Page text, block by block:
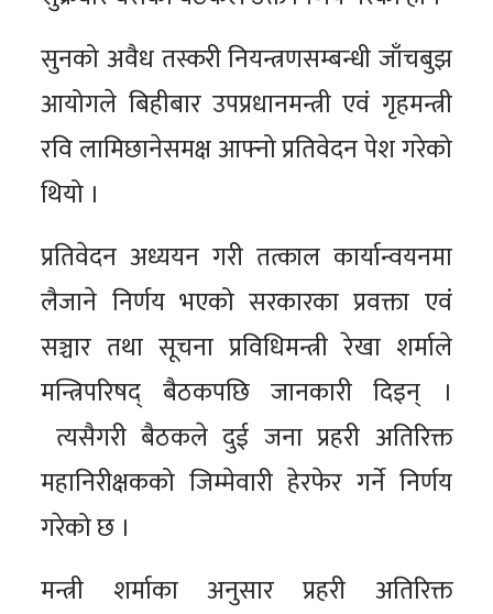
सुनको अवैध तस्करी नियन्त्रणसम्बन्धी जाँचबुझ
आयोगले बिहीबार उपप्रधानमन्त्री एवं गृहमन्त्री
रवि लामिछानेसमक्ष आफ्नो प्रतिवेदन पेश गरेको
थियो ।
प्रतिवेदन अध्ययन गरी तत्काल कार्यान्वयनमा
लैजाने निर्णय भएको सरकारका प्रवक्ता एवं
सञ्चार तथा सूचना प्रविधिमन्त्री रेखा शर्माले
मन्त्रिपरिषद् बैठकपछि जानकारी दिइन् ।
त्यसैगरी बैठकले दुई जना प्रहरी अतिरिक्त
महानिरीक्षकको जिम्मेवारी हेरफेर गर्ने निर्णय
गरेको छ ।
मन्त्री शर्माका अनुसार प्रहरी अतिरिक्त